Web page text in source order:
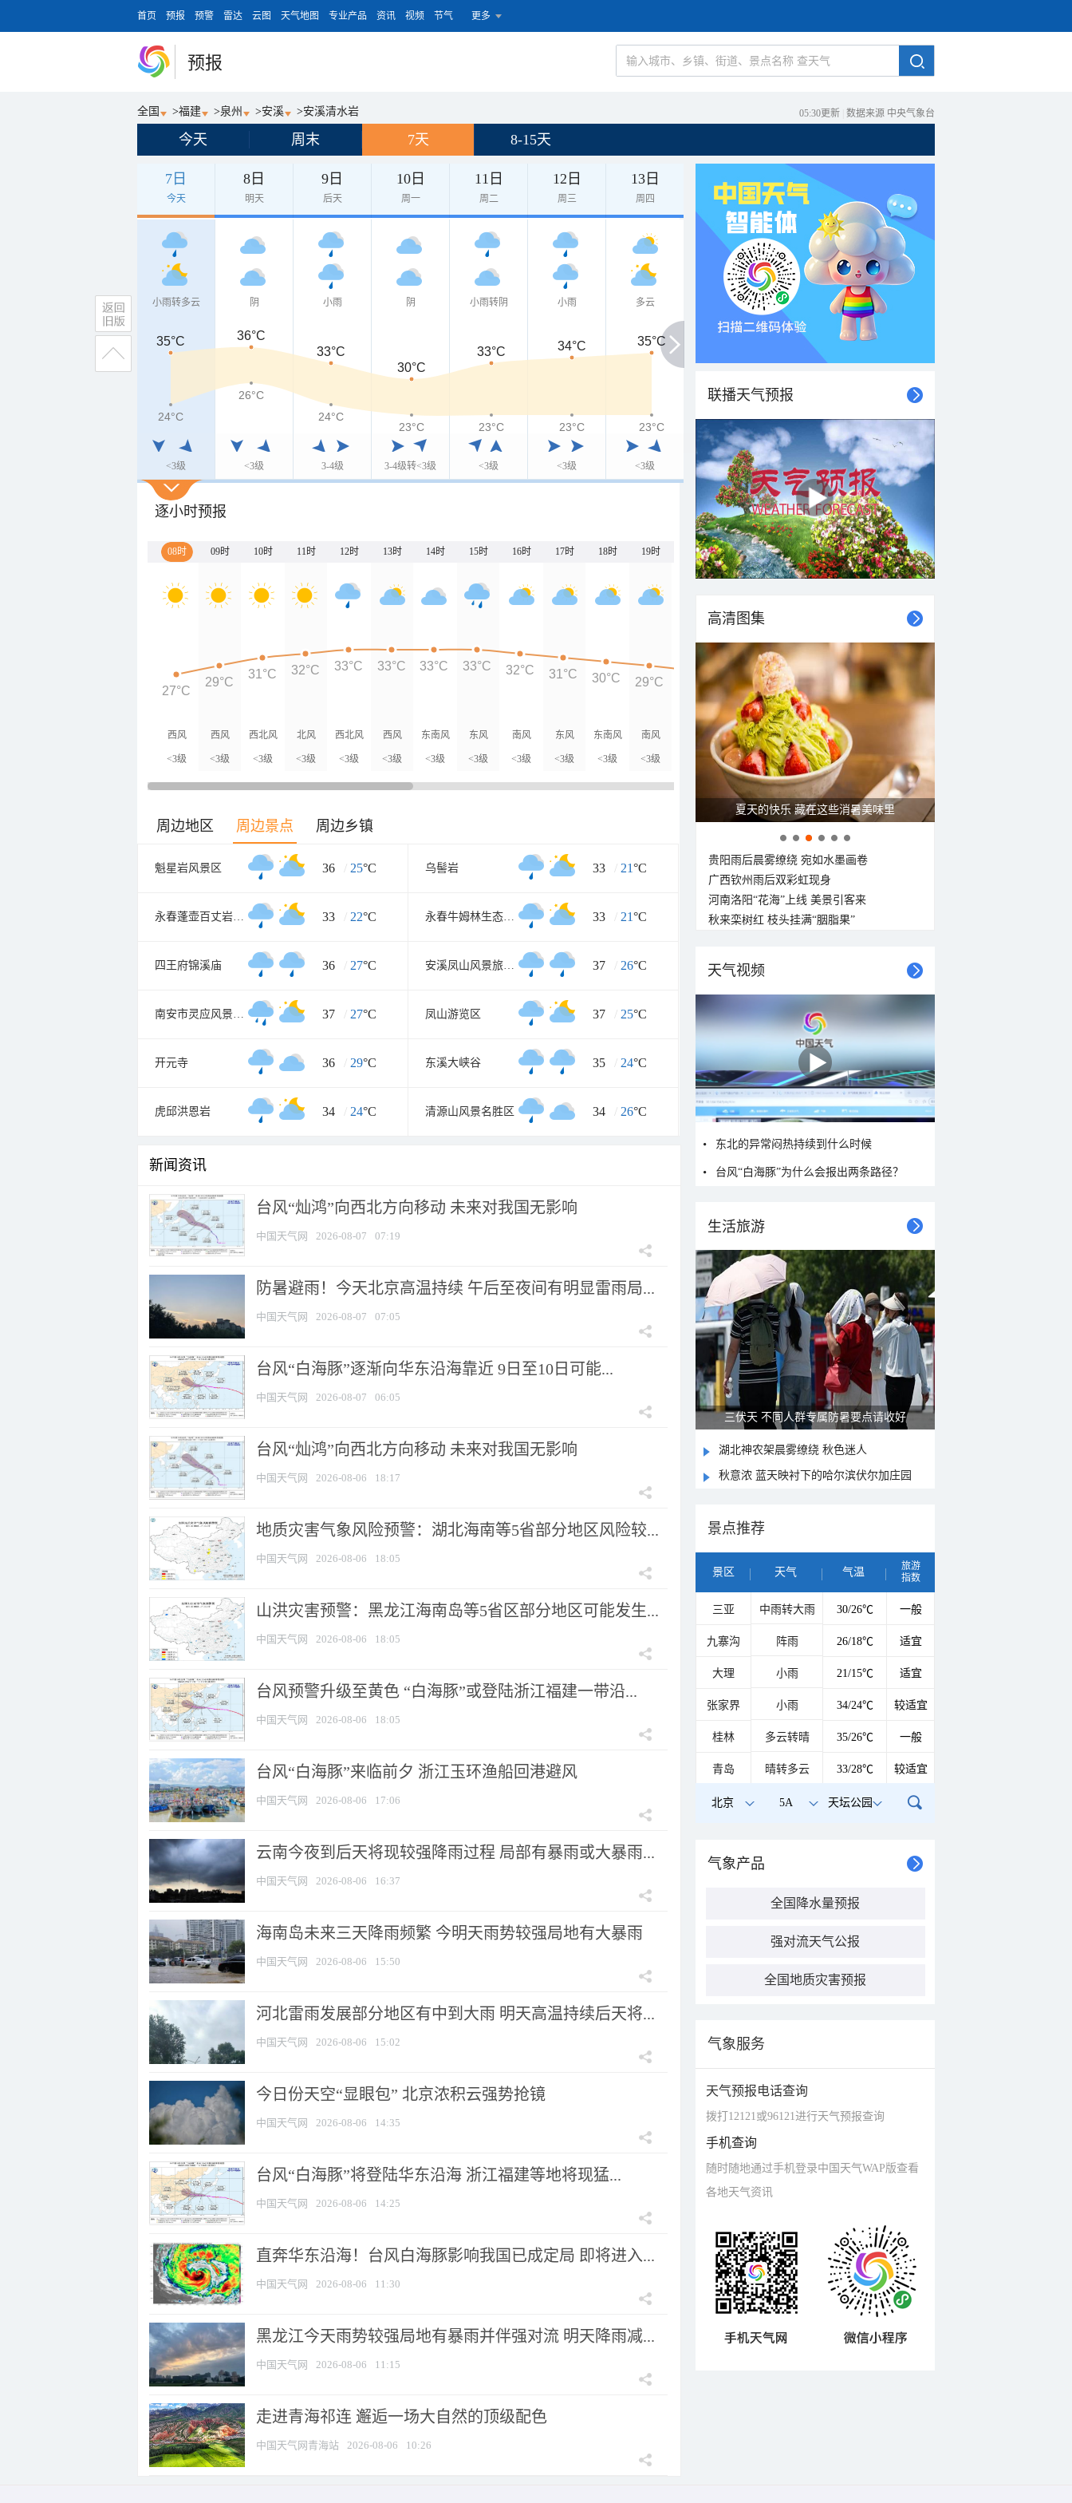
首页 预报 预警 雷达 云图 天气地图 专业产品 资讯 视频 节气 更多
预报
全国 >福建 >泉州 >安溪 >安溪清水岩 05:30更新 数据来源 中央气象台
今天 周末 7天 8-15天
7日
今天
8日
明天
9日
后天
10日
周一
11日
周二
12日
周三
13日
周四
小雨转多云
<3级
阴
<3级
小雨
3-4级
阴
3-4级转<3级
小雨转阴
<3级
小雨
<3级
多云
<3级
35°C
36°C
33°C
30°C
33°C 34°C 35°C
24°C
26°C
24°C
23°C
23°C 23°C 23°C
逐小时预报
08时 09时 10时 11时 12时 13时 14时 15时 16时 17时 18时 19时 20时 21时 22时 23时 00时 01时
西风
<3级
西风
<3级
西北风
<3级
北风
<3级
西北风
<3级
西风
<3级
东南风
<3级
东风
<3级
南风
<3级
东风
<3级
东南风
<3级
南风
<3级
西南风
<3级
西风
<3级
西北风
<3级 <3级 <3级
27°C
29°C
31°C 32°C 33°C 33°C 33°C 33°C 32°C 31°C 30°C 29°C 28°C 27°C 27°C 26°C 26°C 26°C
周边地区 周边景点 周边乡镇
魁星岩风景区 36 / 25°C 乌髻岩 33 / 21°C
永春蓬壶百丈岩风景区 33 / 22°C 永春牛姆林生态旅游区 33 / 21°C
四王府锦溪庙 36 / 27°C 安溪凤山风景旅游区 37 / 26°C
南安市灵应风景旅游区 37 / 27°C 凤山游览区 37 / 25°C
开元寺 36 / 29°C 东溪大峡谷 35 / 24°C
虎邱洪恩岩 34 / 24°C 清源山风景名胜区 34 / 26°C
新闻资讯
台风“灿鸿”向西北方向移动 未来对我国无影响
中国天气网 2026-08-07 07:19
防暑避雨！今天北京高温持续 午后至夜间有明显雷雨局...
中国天气网 2026-08-07 07:05
台风“白海豚”逐渐向华东沿海靠近 9日至10日可能...
中国天气网 2026-08-07 06:05
台风“灿鸿”向西北方向移动 未来对我国无影响
中国天气网 2026-08-06 18:17
地质灾害气象风险预警：湖北海南等5省部分地区风险较...
中国天气网 2026-08-06 18:05
山洪灾害预警：黑龙江海南岛等5省区部分地区可能发生...
中国天气网 2026-08-06 18:05
台风预警升级至黄色 “白海豚”或登陆浙江福建一带沿...
中国天气网 2026-08-06 18:05
台风“白海豚”来临前夕 浙江玉环渔船回港避风
中国天气网 2026-08-06 17:06
云南今夜到后天将现较强降雨过程 局部有暴雨或大暴雨...
中国天气网 2026-08-06 16:37
海南岛未来三天降雨频繁 今明天雨势较强局地有大暴雨
中国天气网 2026-08-06 15:50
河北雷雨发展部分地区有中到大雨 明天高温持续后天将...
中国天气网 2026-08-06 15:02
今日份天空“显眼包” 北京浓积云强势抢镜
中国天气网 2026-08-06 14:35
台风“白海豚”将登陆华东沿海 浙江福建等地将现猛...
中国天气网 2026-08-06 14:25
直奔华东沿海！台风白海豚影响我国已成定局 即将进入...
中国天气网 2026-08-06 11:30
黑龙江今天雨势较强局地有暴雨并伴强对流 明天降雨减...
中国天气网 2026-08-06 11:15
走进青海祁连 邂逅一场大自然的顶级配色
中国天气网青海站 2026-08-06 10:26
联播天气预报
高清图集
广西南宁：盛夏里的“绿野仙踪”
贵阳雨后晨雾缭绕 宛如水墨画卷
广西钦州雨后双彩虹现身
河南洛阳“花海”上线 美景引客来
秋来栾树红 枝头挂满“胭脂果”
天气视频
东北的异常闷热持续到什么时候
台风“白海豚”为什么会报出两条路径？
生活旅游
雨后峨眉沟壑尽显 金顶显真容
湖北神农架晨雾缭绕 秋色迷人
秋意浓 蓝天映衬下的哈尔滨伏尔加庄园
景点推荐
景区 天气 气温
旅游
指数
三亚 中雨转大雨 30/26℃ 一般
九寨沟 阵雨 26/18℃ 适宜
大理 小雨 21/15℃ 适宜
张家界 小雨 34/24℃ 较适宜
桂林 多云转晴 35/26℃ 一般
青岛 晴转多云 33/28℃ 较适宜
北京 5A 天坛公园
气象产品
全国降水量预报
强对流天气公报
全国地质灾害预报
气象服务
天气预报电话查询
拨打12121或96121进行天气预报查询
手机查询
随时随地通过手机登录中国天气WAP版查看
各地天气资讯